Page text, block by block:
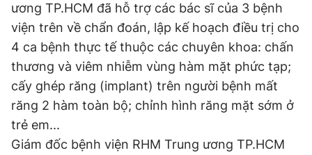
Theo dõi báo trên
Hotline
0906 645 777
Liên hệ quảng cáo
0908 780 404
ương TP.HCM đã hỗ trợ các bác sĩ của 3 bệnh
viện trên về chẩn đoán, lập kế hoạch điều trị cho
4 ca bệnh thực tế thuộc các chuyên khoa: chấn
thương và viêm nhiễm vùng hàm mặt phức tạp;
cấy ghép răng (implant) trên người bệnh mất
răng 2 hàm toàn bộ; chỉnh hình răng mặt sớm ở
trẻ em...
Giám đốc bệnh viện RHM Trung ương TP.HCM